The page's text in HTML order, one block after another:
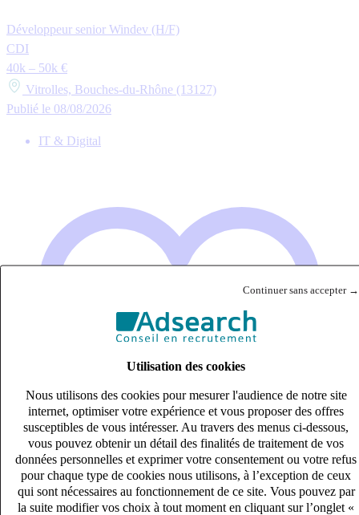
Continuer sans accepter →
Utilisation des cookies
Nous utilisons des cookies pour mesurer l'audience de notre site
internet, optimiser votre expérience et vous proposer des offres
susceptibles de vous intéresser. Au travers des menus ci-dessous,
vous pouvez obtenir un détail des finalités de traitement de vos
données personnelles et exprimer votre consentement ou votre refus
pour chaque type de cookies nous utilisons, à l’exception de ceux
qui sont nécessaires au fonctionnement de ce site. Vous pouvez par
la suite modifier vos choix à tout moment en cliquant sur l’onglet «
Développeur senior Windev (H/F)
CDI
40k – 50k €
Vitrolles, Bouches-du-Rhône (13127)
Publié le 08/08/2026
IT & Digital